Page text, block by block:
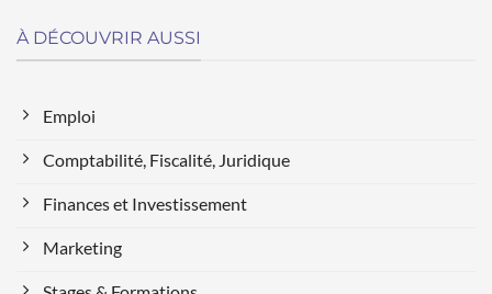
À DÉCOUVRIR AUSSI
Emploi
Comptabilité, Fiscalité, Juridique
Finances et Investissement
Marketing